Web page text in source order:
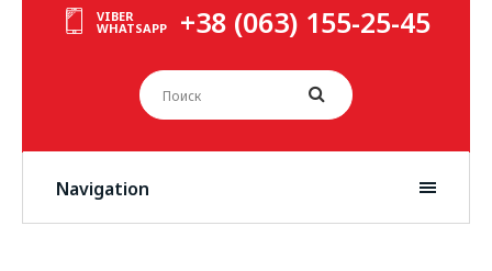
VIBER
WHATSAPP +38 (063) 155-25-45
Navigation